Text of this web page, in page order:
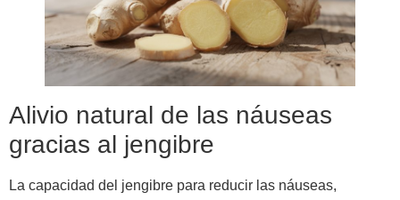
Alivio natural de las náuseas
gracias al jengibre
La capacidad del jengibre para reducir las náuseas,